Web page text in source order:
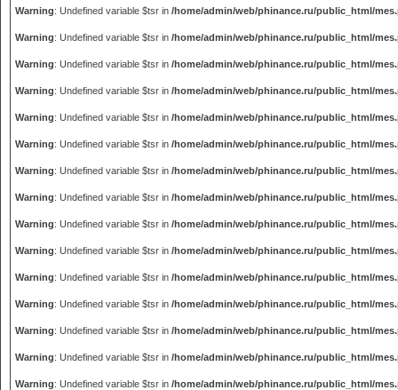
Warning: Undefined variable $tsr in /home/admin/web/phinance.ru/public_html/
Warning: Undefined variable $tsr in /home/admin/web/phinance.ru/public_html/
Warning: Undefined variable $tsr in /home/admin/web/phinance.ru/public_html/
Warning: Undefined variable $tsr in /home/admin/web/phinance.ru/public_html/
Warning: Undefined variable $tsr in /home/admin/web/phinance.ru/public_html/
Warning: Undefined variable $tsr in /home/admin/web/phinance.ru/public_html/
Warning: Undefined variable $tsr in /home/admin/web/phinance.ru/public_html/
Warning: Undefined variable $tsr in /home/admin/web/phinance.ru/public_html/
Warning: Undefined variable $tsr in /home/admin/web/phinance.ru/public_html/
Warning: Undefined variable $tsr in /home/admin/web/phinance.ru/public_html/
Warning: Undefined variable $tsr in /home/admin/web/phinance.ru/public_html/
Warning: Undefined variable $tsr in /home/admin/web/phinance.ru/public_html/
Warning: Undefined variable $tsr in /home/admin/web/phinance.ru/public_html/
Warning: Undefined variable $tsr in /home/admin/web/phinance.ru/public_html/
Warning: Undefined variable $tsr in /home/admin/web/phinance.ru/public_html/